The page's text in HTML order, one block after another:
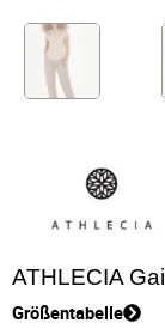
ATHLECIA
Größentabelle